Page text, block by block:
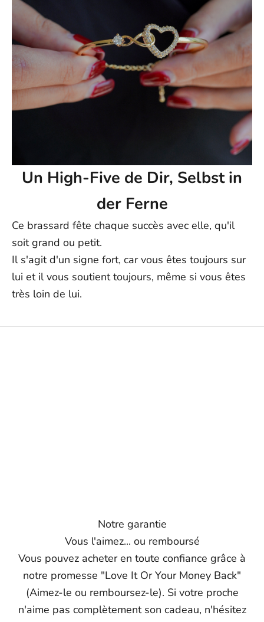
Un High-Five de Dir, Selbst in
der Ferne
Ce brassard fête chaque succès avec elle, qu'il
soit grand ou petit.
Il s'agit d'un signe fort, car vous êtes toujours sur
lui et il vous soutient toujours, même si vous êtes
très loin de lui.
Notre garantie
Vous l'aimez... ou remboursé
Vous pouvez acheter en toute confiance grâce à
notre promesse "Love It Or Your Money Back"
(Aimez-le ou remboursez-le). Si votre proche
n'aime pas complètement son cadeau, n'hésitez